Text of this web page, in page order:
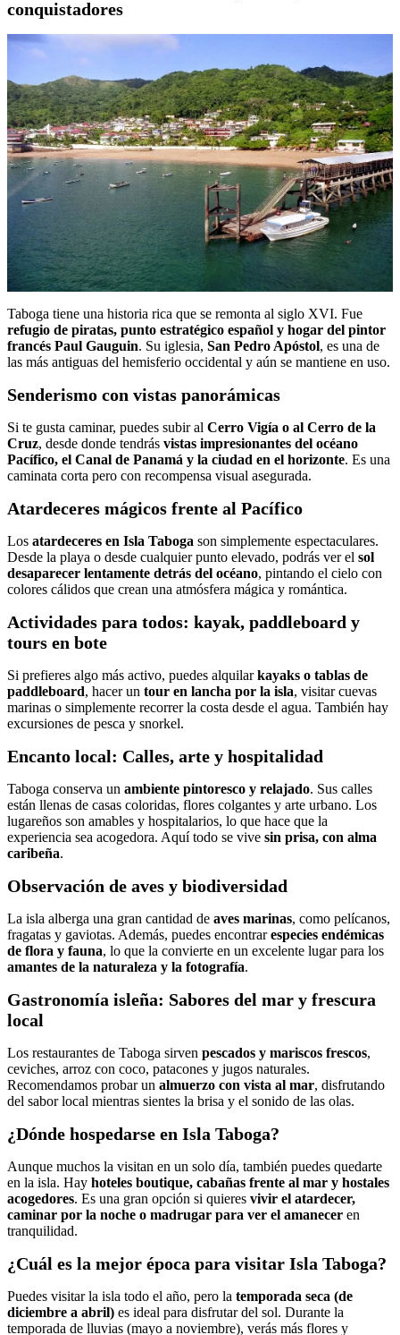
conquistadores
Taboga tiene una historia rica que se remonta al siglo XVI. Fue
refugio de piratas, punto estratégico español y hogar del pintor
francés Paul Gauguin. Su iglesia, San Pedro Apóstol, es una de
las más antiguas del hemisferio occidental y aún se mantiene en uso.
Senderismo con vistas panorámicas
Si te gusta caminar, puedes subir al Cerro Vigía o al Cerro de la
Cruz, desde donde tendrás vistas impresionantes del océano
Pacífico, el Canal de Panamá y la ciudad en el horizonte. Es una
caminata corta pero con recompensa visual asegurada.
Atardeceres mágicos frente al Pacífico
Los atardeceres en Isla Taboga son simplemente espectaculares.
Desde la playa o desde cualquier punto elevado, podrás ver el sol
desaparecer lentamente detrás del océano, pintando el cielo con
colores cálidos que crean una atmósfera mágica y romántica.
Actividades para todos: kayak, paddleboard y
tours en bote
Si prefieres algo más activo, puedes alquilarkayaks o tablas de
paddleboard, hacer un tour en lancha por la isla, visitar cuevas
marinas o simplemente recorrer la costa desde el agua. También hay
excursiones de pesca y snorkel.
Encanto local: Calles, arte y hospitalidad
Taboga conserva un ambiente pintoresco y relajado. Sus calles
están llenas de casas coloridas, flores colgantes y arte urbano. Los
lugareños son amables y hospitalarios, lo que hace que la
experiencia sea acogedora. Aquí todo se vive sin prisa, con alma
caribeña.
Observación de aves y biodiversidad
La isla alberga una gran cantidad de aves marinas, como pelícanos,
fragatas y gaviotas. Además, puedes encontrarespecies endémicas
de flora y fauna, lo que la convierte en un excelente lugar para los
amantes de la naturaleza y la fotografía.
Gastronomía isleña: Sabores del mar y frescura
local
Los restaurantes de Taboga sirven pescados y mariscos frescos,
ceviches, arroz con coco, patacones y jugos naturales.
Recomendamos probar un almuerzo con vista al mar, disfrutando
del sabor local mientras sientes la brisa y el sonido de las olas.
¿Dónde hospedarse en Isla Taboga?
Aunque muchos la visitan en un solo día, también puedes quedarte
en la isla. Hay hoteles boutique, cabañas frente al mar y hostales
acogedores. Es una gran opción si quieres vivir el atardecer,
caminar por la noche o madrugar para ver el amanecer en
tranquilidad.
¿Cuál es la mejor época para visitar Isla Taboga?
Puedes visitar la isla todo el año, pero la temporada seca (de
diciembre a abril) es ideal para disfrutar del sol. Durante la
temporada de lluvias (mayo a noviembre), verás más flores y